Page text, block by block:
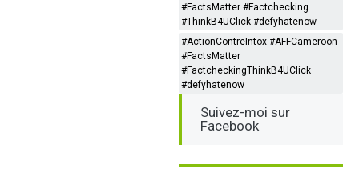
#FactsMatter #Factchecking
#ThinkB4UClick #defyhatenow
#ActionContreIntox #AFFCameroon
#FactsMatter
#FactcheckingThinkB4UClick
#defyhatenow
Suivez-moi sur
Facebook